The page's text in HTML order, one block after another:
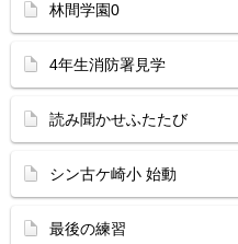
林間学園0
4年生消防署見学
読み聞かせふたたび
シン古ケ崎小 始動
最後の練習